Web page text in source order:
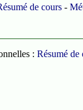
de cours -
: Résumé de